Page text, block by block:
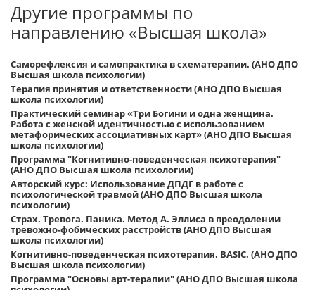
Другие программы по
направлению «Высшая школа»
Саморефлексия и самопрактика в схематерапии. (АНО ДПО
Высшая школа психологии)
Терапия принятия и ответственности (АНО ДПО Высшая
школа психологии)
Практический семинар «Три Богини и одна женщина.
Работа с женской идентичностью с использованием
метафорических ассоциативных карт» (АНО ДПО Высшая
школа психологии)
Программа "Когнитивно-поведенческая психотерапия"
(АНО ДПО Высшая школа психологии)
Авторский курс: Использование ДПДГ в работе с
психологической травмой (АНО ДПО Высшая школа
психологии)
Страх. Тревога. Паника. Метод А. Эллиса в преодолении
тревожно-фобических расстройств (АНО ДПО Высшая
школа психологии)
Когнитивно-поведенческая психотерапия. BASIC. (АНО ДПО
Высшая школа психологии)
Программа "Основы арт-терапии" (АНО ДПО Высшая школа